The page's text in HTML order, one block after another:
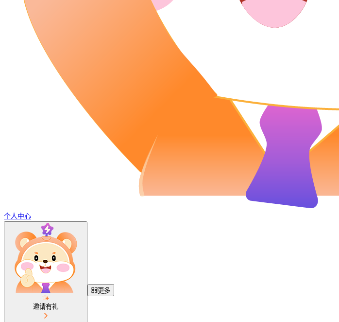
个人中心
邀请有礼
更多